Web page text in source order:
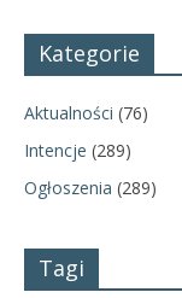
Kategorie
Aktualności (76)
Intencje (289)
Ogłoszenia (289)
Tagi